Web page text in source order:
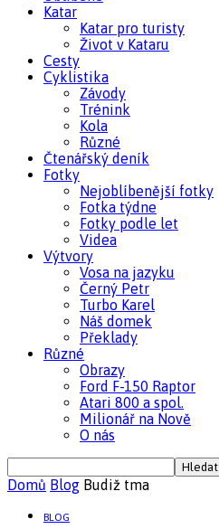
Katar
Katar pro turisty
Život v Kataru
Cesty
Cyklistika
Závody
Trénink
Kola
Různé
Čtenářský deník
Fotky
Nejoblíbenější fotky
Fotka týdne
Fotky podle let
Videa
Výtvory
Vosa na jazyku
Černý Petr
Turbo Karel
Náš domek
Překlady
Různé
Obrazy
Ford F-150 Raptor
Atari 800 a spol.
Milionář na Nově
O nás
Domů Blog Budiž tma
BLOG